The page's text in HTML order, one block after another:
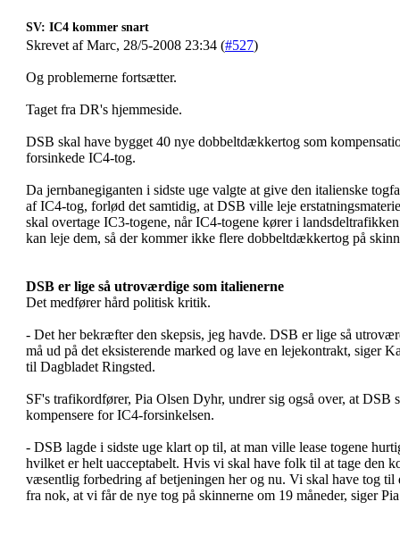
SV: IC4 kommer snart
Skrevet af Marc, 28/5-2008 23:34 (#527)
Og problemerne fortsætter.
Taget fra DR's hjemmeside.
DSB skal have bygget 40 nye dobbeltdækkertog som
forsinkede IC4-tog.
Da jernbanegiganten i sidste uge valgte at give den italienske
af IC4-tog, forlød det samtidig, at DSB ville leje
skal overtage IC3-togene, når IC4-togene kører i
kan leje dem, så der kommer ikke flere dobbeltdækkertog på
DSB er lige så utroværdige som italienerne
Det medfører hård politisk kritik.
- Det her bekræfter den skepsis, jeg havde. DSB er lige så
må ud på det eksisterende marked og lave en lejekontrakt, siger
til Dagbladet Ringsted.
SF's trafikordfører, Pia Olsen Dyhr, undrer sig også over, at
kompensere for IC4-forsinkelsen.
- DSB lagde i sidste uge klart op til, at man ville lease togene
hvilket er helt uacceptabelt. Hvis vi skal have folk til at tage den
væsentlig forbedring af betjeningen her og nu. Vi skal have tog
fra nok, at vi får de nye tog på skinnerne om 19 måneder, siger